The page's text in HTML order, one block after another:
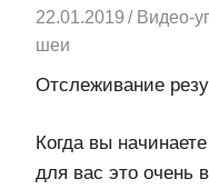
22.01.2019 Видео-
шеи
Отслеживание
Когда вы
для вас это очень